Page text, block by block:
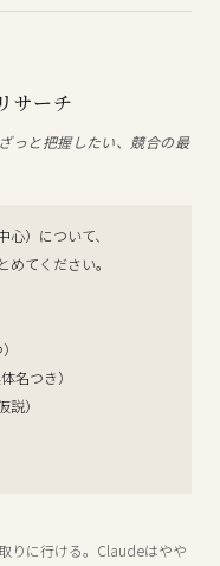
サーチ
っと把握したい、競合の最
）について、
てください。
名つき）
）
りに行ける。Claudeはやや